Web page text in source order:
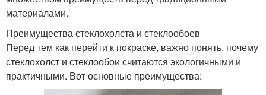
материалами.
Преимущества стеклохолста и стеклообоев
Перед тем как перейти к покраске, важно понять, почему
стеклохолст и стеклообои считаются экологичными и
практичными. Вот основные преимущества: